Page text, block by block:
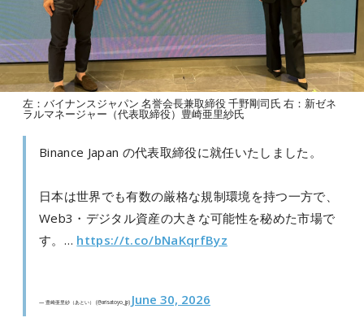
左：バイナンスジャパン 名誉会長兼取締役 千野剛司氏 右：新ゼネ
ラルマネージャー（代表取締役）豊崎亜里紗氏
Binance Japan の代表取締役に就任いたしました。
日本は世界でも有数の厳格な規制環境を持つ一方で、
Web3・デジタル資産の大きな可能性を秘めた市場で
す。… https://t.co/bNaKqrfByz
— 豊崎亜里紗（あとい） (@arisatoyo_jp) June 30, 2026